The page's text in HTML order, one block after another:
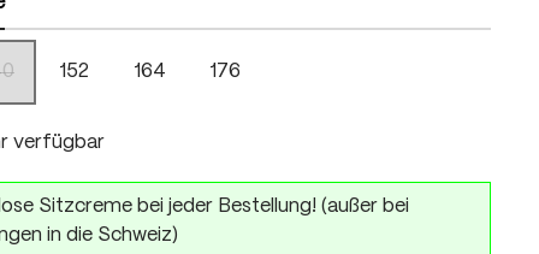
152 164 176
verfügbar
Sitzcreme bei jeder Bestellung! (außer bei
in die Schweiz)